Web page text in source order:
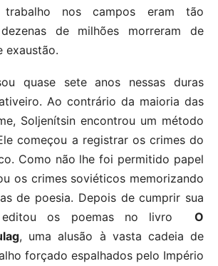
nos campos eram tão
de milhões morreram de
exaustão.
quase sete anos nessas duras
Ao contrário da maioria das
Soljenítsin encontrou um método
começou a registrar os crimes do
Como não lhe foi permitido papel
os crimes soviéticos memorizando
de poesia. Depois de cumprir sua
editou os poemas no livro O
, uma alusão à vasta cadeia de
forçado espalhados pelo Império